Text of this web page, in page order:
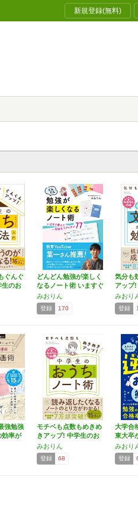
新規登録(無料)
ぐんぐ
生のお
どんどん勉強が楽しく
なるノート術 いますぐ
使…
みおりん
登録 170
気分も
アップ
め…
みおり
登録
強勉強
効率が
モチベも点数もめきめ
きアップ! 中学生のお
う…
みおりん
登録 68
大学合
東大卒
みおり
登録